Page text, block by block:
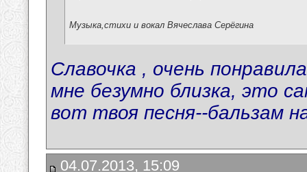
Музыка,стихи и вокал Вячеслава Серёгина
Славочка , очень
мне безумно близка, это
вот твоя песня--бальзам
04.07.2013, 15:09